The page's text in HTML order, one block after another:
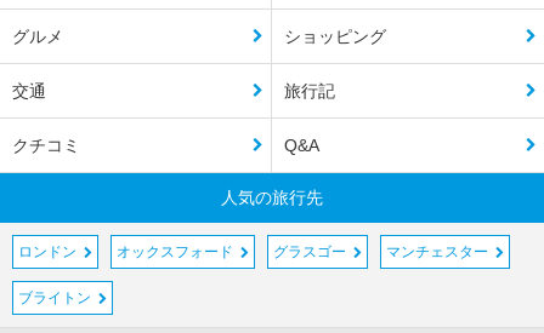
グルメ ショッピング
交通 旅行記
クチコミ Q&A
人気の旅行先
ロンドン オックスフォード グラスゴー マンチェスター
ブライトン